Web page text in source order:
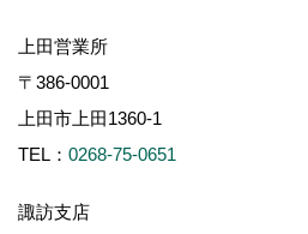
上田営業所
〒386-0001
上田市上田1360-1
TEL： 0268-75-0651
諏訪支店